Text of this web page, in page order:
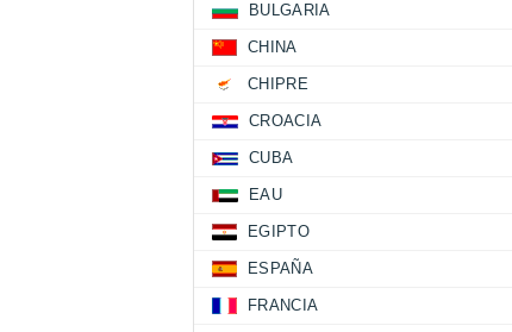
BULGARIA
CHINA
CHIPRE
CROACIA
CUBA
EAU
EGIPTO
ESPAÑA
FRANCIA